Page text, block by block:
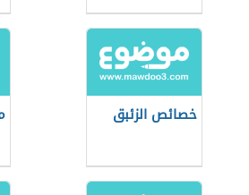
الفلزات
خصائص الزئبق